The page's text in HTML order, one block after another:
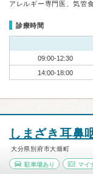
アレルギー専門医、気管
診療時間
09:00-12:30
14:00-18:00
しまざき耳鼻
大分県別府市大畑町
駐車場あり マイ